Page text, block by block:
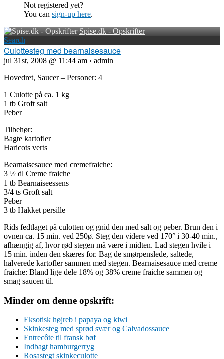
Not registered yet?
You can sign-up here.
Spise.dk - Opskrifter
Search
Culottesteg med bearnaisesauce
jul 31st, 2008 @ 11:44 am › admin
Hovedret, Saucer – Personer: 4
1 Culotte på ca. 1 kg
1 tb Groft salt
Peber
Tilbehør:
Bagte kartofler
Haricots verts
Bearnaisesauce med cremefraiche:
3 ½ dl Creme fraiche
1 tb Bearnaiseessens
3/4 ts Groft salt
Peber
3 tb Hakket persille
Rids fedtlaget på culotten og gnid den med salt og peber. Brun den i
ovnen ca. 15 min. ved 250ø. Steg den videre ved 170° i 30-40 min.,
afhængig af, hvor rød stegen må være i midten. Lad stegen hvile i
15 min. inden den skæres for. Bag de smørpenslede, saltede,
halverede kartofler sammen med stegen. Bearnaisesauce med creme
fraiche: Bland lige dele 18% og 38% creme fraiche sammen og
smag saucen til.
Minder om denne opskrift:
Eksotisk højreb i papaya og kiwi
Skinkesteg med sprød svær og Calvadossauce
Entrecôte til fransk bøf
Indbagt hamburgerryg
Rosastegt skinkeculotte